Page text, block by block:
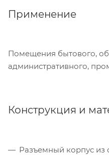
Применение
Помещения бытового,
административного,
Конструкция и
Разъемный корпус из